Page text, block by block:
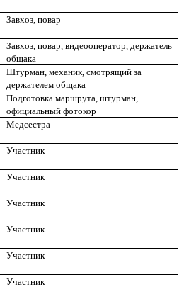
Завхоз, повар
Завхоз, повар, видеооператор, держатель
общака
Штурман, механик, смотрящий за
держателем общака
Подготовка маршрута, штурман,
официальный фотокор
Медсестра
Участник
Участник
Участник
Участник
Участник
Участник